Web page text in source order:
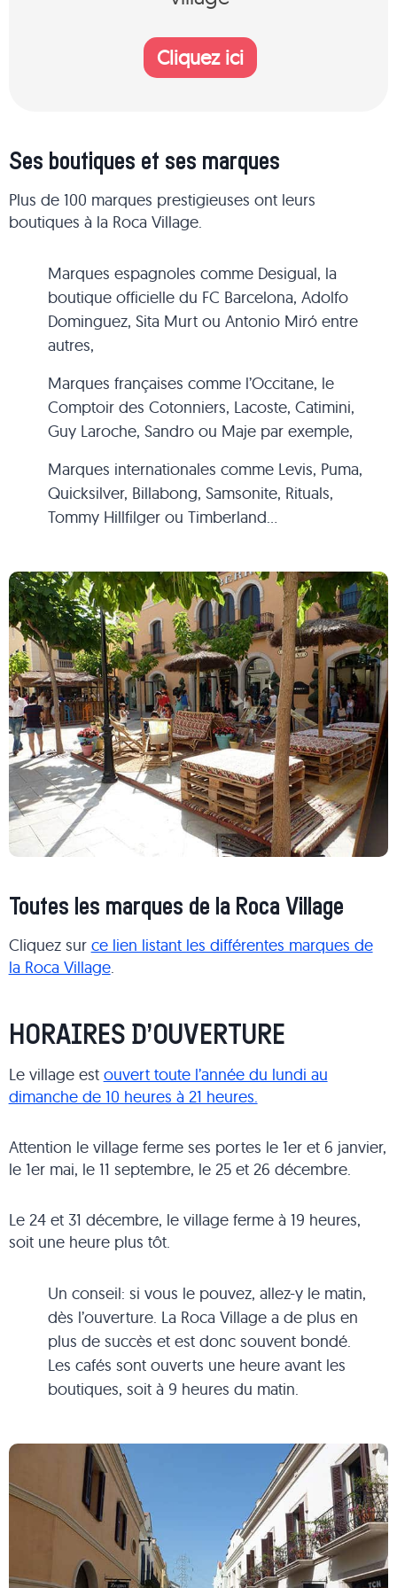
Cliquez ici
Ses boutiques et ses marques
Plus de 100 marques prestigieuses ont leurs
boutiques à la Roca Village.
Marques espagnoles comme Desigual, la
boutique officielle du FC Barcelona, Adolfo
Dominguez, Sita Murt ou Antonio Miró entre
autres,
Marques françaises comme l’Occitane, le
Comptoir des Cotonniers, Lacoste, Catimini,
Guy Laroche, Sandro ou Maje par exemple,
Marques internationales comme Levis, Puma,
Quicksilver, Billabong, Samsonite, Rituals,
Tommy Hillfilger ou Timberland…
Toutes les marques de la Roca Village
Cliquez sur ce lien listant les différentes marques de
la Roca Village.
HORAIRES D’OUVERTURE
Le village est ouvert toute l’année du lundi au
dimanche de 10 heures à 21 heures.
Attention le village ferme ses portes le 1er et 6 janvier,
le 1er mai, le 11 septembre, le 25 et 26 décembre.
Le 24 et 31 décembre, le village ferme à 19 heures,
soit une heure plus tôt.
Un conseil: si vous le pouvez, allez-y le matin,
dès l’ouverture. La Roca Village a de plus en
plus de succès et est donc souvent bondé.
Les cafés sont ouverts une heure avant les
boutiques, soit à 9 heures du matin.